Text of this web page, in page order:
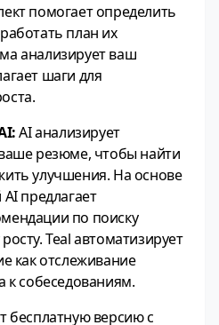
помогает определить
план их
анализирует ваш
шаги для
AI анализирует
резюме, чтобы найти
улучшения. На основе
предлагает
по поиску
Teal автоматизирует
как отслеживание
к собеседованиям.
бесплатную версию с